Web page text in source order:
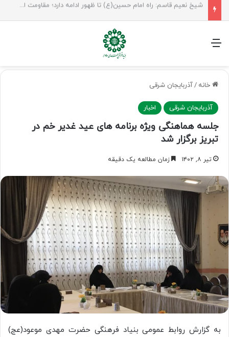
منو
خانه /آذربایجان شرقی
آذربایجان شرقی اخبار
جلسه هماهنگی ویژه برنامه های عید غدیر خم در
تبریز برگزار شد
تیر ۸, ۱۴۰۲ زمان مطالعه یک دقیقه
به گزارش روابط عمومی بنیاد فرهنگی حضرت مهدی موعود(عج)